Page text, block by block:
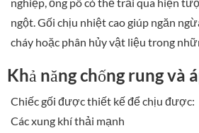
ngột. Gối chịu nhiệt cao giúp ngăn
cháy hoặc phân hủy vật liệu trong
Khả năng chống rung và
Chiếc gối được thiết kế để chịu được:
Các xung khí thải mạnh